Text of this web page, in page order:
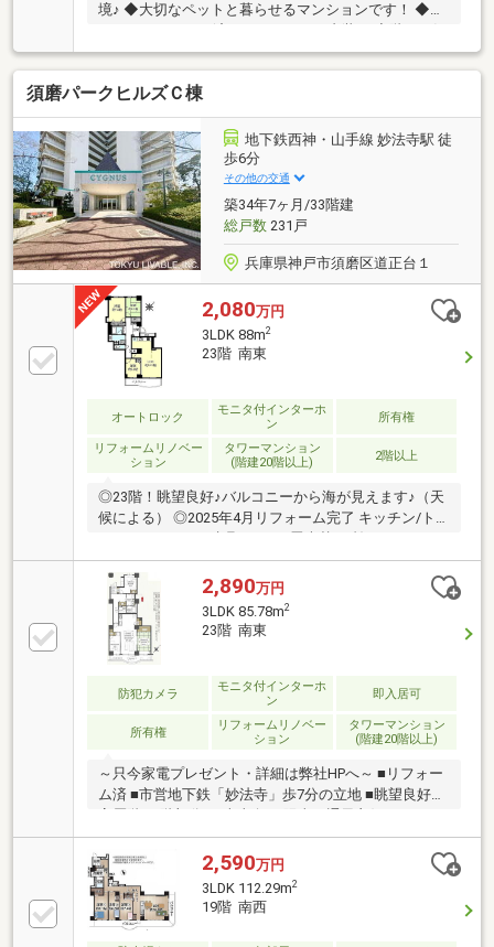
境♪ ◆大切なペットと暮らせるマンションです！ ◆フ
にせず暮らせる1階住戸♪南向きテラスのあるお部屋！
須磨パークヒルズＣ棟
地下鉄西神・山手線 妙法寺駅 徒
歩6分
その他の交通
築34年7ヶ月/33階建
総戸数231戸
兵庫県神戸市須磨区道正台１
2,080万円
3LDK 88m2
23階 南東
オートロック
モニタ付インターホ
ン
所有権
リフォームリノベー
ション
タワーマンション
(階建20階以上)
2階以上
◎23階！眺望良好♪バルコニーから海が見えます♪（天
候による） ◎2025年4月リフォーム完了 キッチン/ト
フロア貼替 他
2,890万円
3LDK 85.78m2
23階 南東
防犯カメラ
モニタ付インターホ
ン
即入居可
所有権
リフォームリノベー
ション
タワーマンション
(階建20階以上)
～只今家電プレゼント・詳細は弊社HPへ～ ■リフォー
ム済 ■市営地下鉄「妙法寺」歩7分の立地 ■眺望良好！
米の3LDK
2,590万円
3LDK 112.29m2
19階 南西